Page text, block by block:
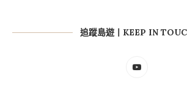
追蹤島遊丨KEEP IN